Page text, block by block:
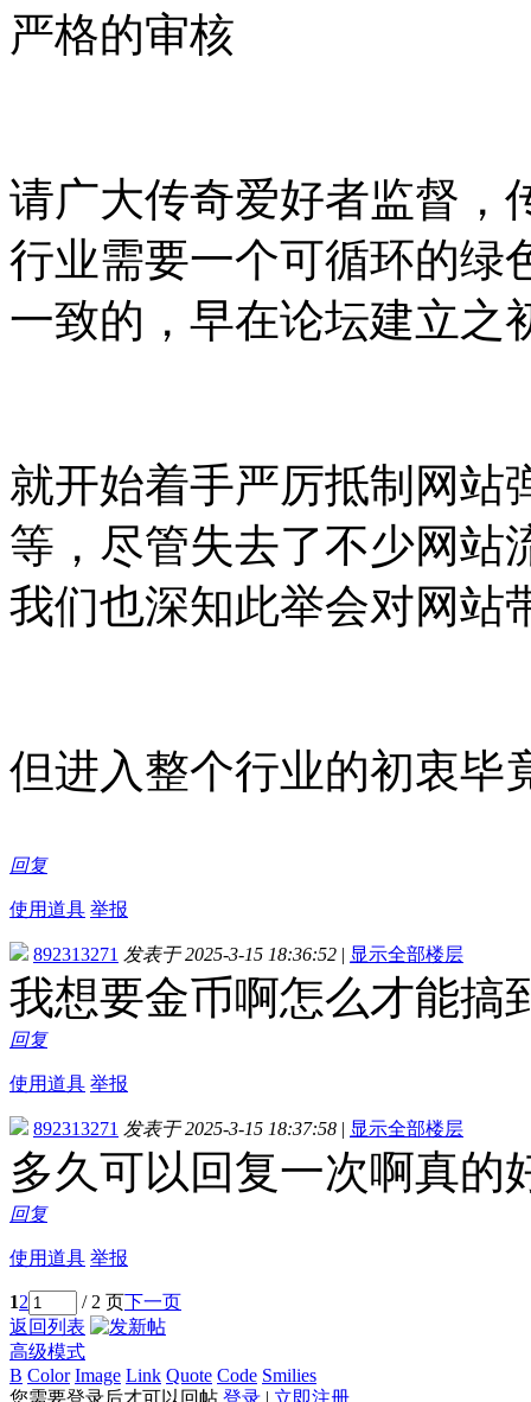
严格的审核
请广大传奇爱好者监督，
行业需要一个可循环的绿
一致的，早在论坛建立之
就开始着手严厉抵制网站
等，尽管失去了不少网站
我们也深知此举会对网站
但进入整个行业的初衷毕
回复
使用道具 举报
892313271 发表于 2025-3-15 18:36:52 | 显示全部楼层
我想要金币啊怎么才能搞
回复
使用道具 举报
892313271 发表于 2025-3-15 18:37:58 | 显示全部楼层
多久可以回复一次啊真的
回复
使用道具 举报
12 / 2 页下一页
返回列表
高级模式
B Color Image Link Quote Code Smilies
您需要登录后才可以回帖 登录 | 立即注册